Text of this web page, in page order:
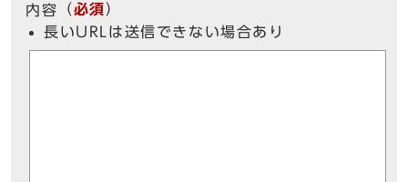
内容 （必須）
長いURLは送信できない場合あり